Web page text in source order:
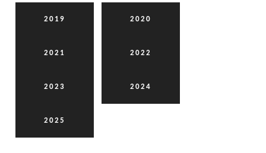
2019 2020
2021 2022
2023 2024
2025